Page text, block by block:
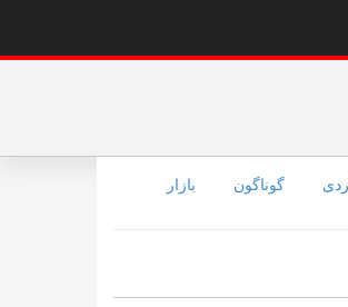
گوناگون بازار